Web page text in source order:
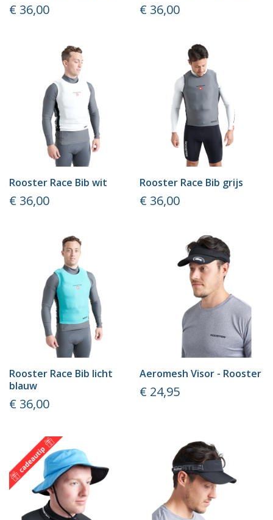
Prijs
€ 36,00 Prijs
€ 36,00
Rooster Race Bib wit
Prijs
€ 36,00
Rooster Race Bib grijs
Prijs
€ 36,00
Rooster Race Bib licht
blauw
Prijs
€ 36,00
Aeromesh Visor - Rooster
Prijs
€ 24,95